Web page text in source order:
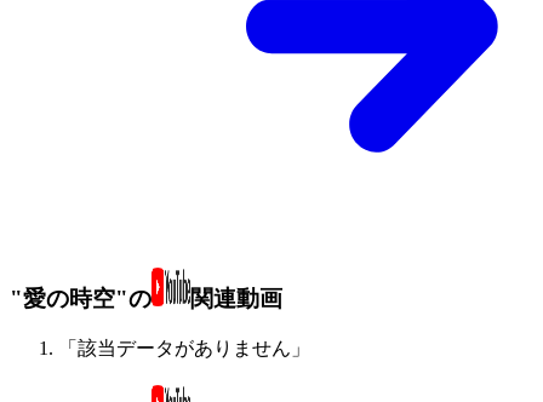
"愛の時空"の 関連動画
「該当データがありません」